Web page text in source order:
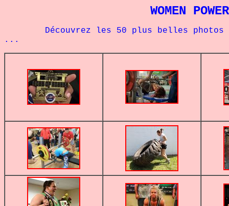
WOMEN
Découvrez les 50 plus belles photos et
...